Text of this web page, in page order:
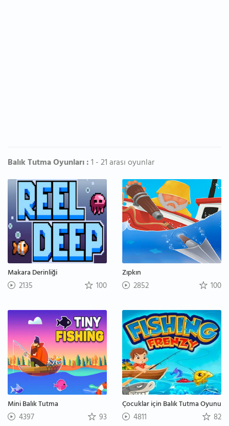
Balık Tutma Oyunları :1 - 21 arası oyunlar
Makara Derinliği
2135 100
Zıpkın
2852 100
Mini Balık Tutma
4397 93
Çocuklar için Balık Tutma Oyunu
4811 82